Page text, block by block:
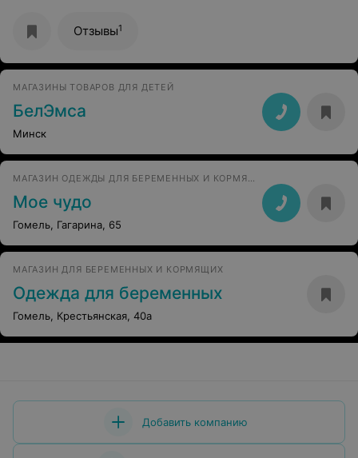
Отзывы1
МАГАЗИНЫ ТОВАРОВ ДЛЯ ДЕТЕЙ
БелЭмса
Минск
МАГАЗИН ОДЕЖДЫ ДЛЯ БЕРЕМЕННЫХ И КОРМЯЩИХ ЖЕНЩИН
Мое чудо
Гомель, Гагарина, 65
МАГАЗИН ДЛЯ БЕРЕМЕННЫХ И КОРМЯЩИХ
Одежда для беременных
Гомель, Крестьянская, 40а
Добавить компанию